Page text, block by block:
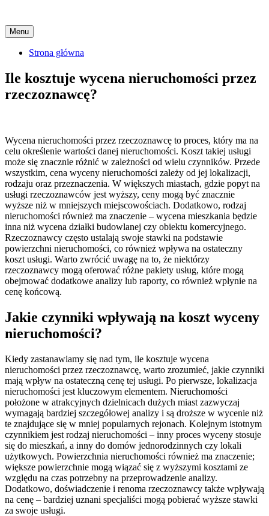
Menu Skip
to
content
Strona główna
Ile kosztuje wycena nieruchomości przez
rzeczoznawcę?
Wycena nieruchomości przez rzeczoznawcę to proces, który ma na
celu określenie wartości danej nieruchomości. Koszt takiej usługi
może się znacznie różnić w zależności od wielu czynników. Przede
wszystkim, cena wyceny nieruchomości zależy od jej lokalizacji,
rodzaju oraz przeznaczenia. W większych miastach, gdzie popyt na
usługi rzeczoznawców jest wyższy, ceny mogą być znacznie
wyższe niż w mniejszych miejscowościach. Dodatkowo, rodzaj
nieruchomości również ma znaczenie – wycena mieszkania będzie
inna niż wycena działki budowlanej czy obiektu komercyjnego.
Rzeczoznawcy często ustalają swoje stawki na podstawie
powierzchni nieruchomości, co również wpływa na ostateczny
koszt usługi. Warto zwrócić uwagę na to, że niektórzy
rzeczoznawcy mogą oferować różne pakiety usług, które mogą
obejmować dodatkowe analizy lub raporty, co również wpłynie na
cenę końcową.
Jakie czynniki wpływają na koszt wyceny
nieruchomości?
Kiedy zastanawiamy się nad tym, ile kosztuje wycena
nieruchomości przez rzeczoznawcę, warto zrozumieć, jakie czynniki
mają wpływ na ostateczną cenę tej usługi. Po pierwsze, lokalizacja
nieruchomości jest kluczowym elementem. Nieruchomości
położone w atrakcyjnych dzielnicach dużych miast zazwyczaj
wymagają bardziej szczegółowej analizy i są droższe w wycenie niż
te znajdujące się w mniej popularnych rejonach. Kolejnym istotnym
czynnikiem jest rodzaj nieruchomości – inny proces wyceny stosuje
się do mieszkań, a inny do domów jednorodzinnych czy lokali
użytkowych. Powierzchnia nieruchomości również ma znaczenie;
większe powierzchnie mogą wiązać się z wyższymi kosztami ze
względu na czas potrzebny na przeprowadzenie analizy.
Dodatkowo, doświadczenie i renoma rzeczoznawcy także wpływają
na cenę – bardziej uznani specjaliści mogą pobierać wyższe stawki
za swoje usługi.